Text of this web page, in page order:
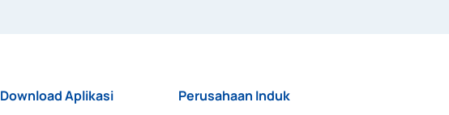
Download Aplikasi Perusahaan Induk